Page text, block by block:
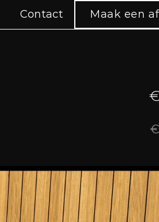
Contact Maak een